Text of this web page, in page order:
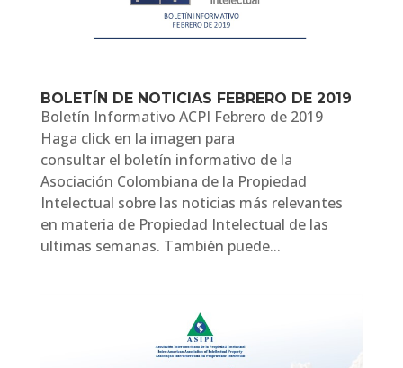
BOLETÍN DE NOTICIAS FEBRERO DE 2019
Boletín Informativo ACPI Febrero de 2019
Haga click en la imagen para
consultar el boletín informativo de la
Asociación Colombiana de la Propiedad
Intelectual sobre las noticias más relevantes
en materia de Propiedad Intelectual de las
ultimas semanas. También puede...